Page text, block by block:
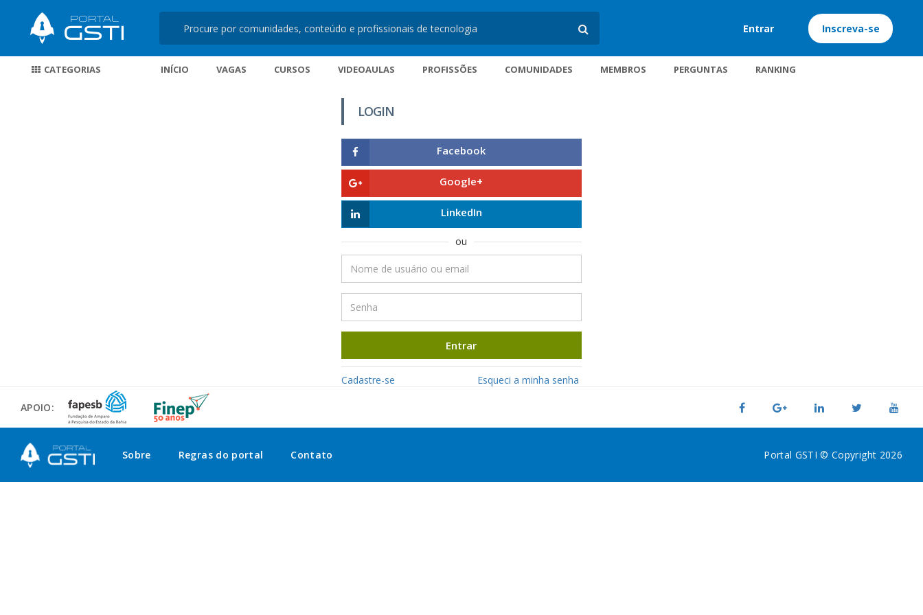
Entrar Inscreva-se
CATEGORIAS INÍCIO VAGAS CURSOS VIDEOAULAS PROFISSÕES COMUNIDADES MEMBROS PERGUNTAS RANKING
LOGIN
Facebook
Google+
LinkedIn
ou
Entrar
Cadastre-se Esqueci a minha senha
APOIO:
Sobre Regras do portal Contato Portal GSTI © Copyright 2026